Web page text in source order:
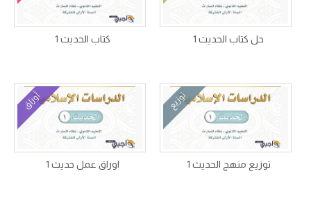
حل كتاب الحديث 1 كتاب الحديث 1
توزيع
توزيع منهج الحديث 1
أوراق
اوراق عمل حديث 1